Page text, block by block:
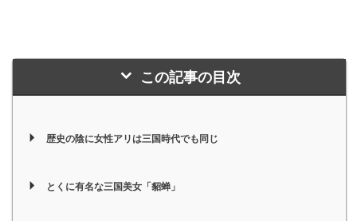
この記事の目次
歴史の陰に女性アリは三国時代でも同じ
とくに有名な三国美女「貂蝉」